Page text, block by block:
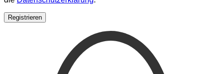
Registrieren